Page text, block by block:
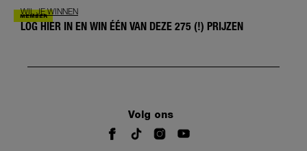
WIL JE WINNEN
LOG HIER IN EN WIN ÉÉN VAN DEZE 275 (!) PRIJZEN
Volg ons